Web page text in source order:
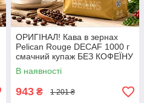
ОРИГІНАЛ! Кава в зернах
Pelican Rouge DECAF 1000 г
смачний купаж БЕЗ КОФЕЇНУ
Нідерланди
В наявності
943 ₴ 1 201 ₴